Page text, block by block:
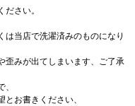
さい。
当店で洗濯済みのものになり
歪みが出てしまいます、ご了承
お書きください、